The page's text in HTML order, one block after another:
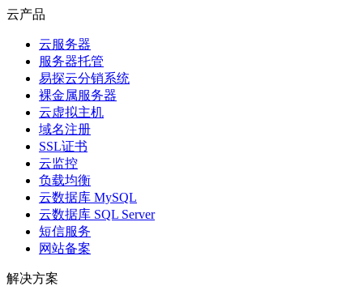
云产品
云服务器
服务器托管
易探云分销系统
裸金属服务器
云虚拟主机
域名注册
SSL证书
云监控
负载均衡
云数据库 MySQL
云数据库 SQL Server
短信服务
网站备案
解决方案